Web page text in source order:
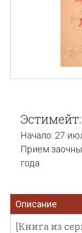
Начало: 27
Прием
года
Описание
[Книга из